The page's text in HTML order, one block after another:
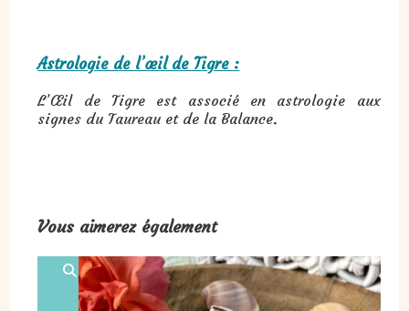
Astrologie de l’œil de Tigre :
L’Œil de Tigre est associé en astrologie aux
signes du Taureau et de la Balance.
Vous aimerez également